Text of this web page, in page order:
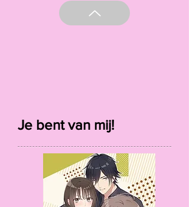
Je bent van mij!